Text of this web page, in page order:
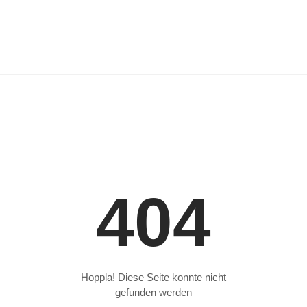
404
Hoppla! Diese Seite konnte nicht
gefunden werden